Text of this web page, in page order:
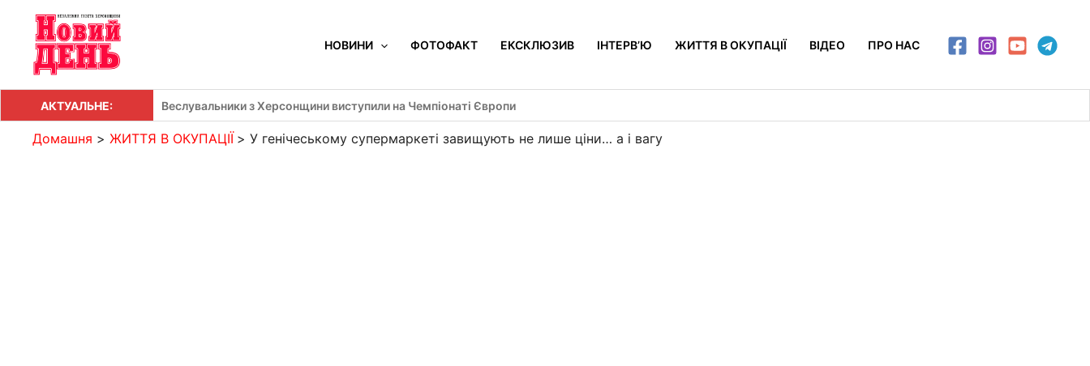
Перейти
вмісту
НОВИНИ ФОТОФАКТ ЕКСКЛЮЗИВ ІНТЕРВ’Ю ЖИТТЯ В ОКУПАЦІЇ ВІДЕО ПРО НАС
АКТУАЛЬНЕ: Веслувальники з Херсонщини виступили на Чемпіонаті Європи
Домашня ЖИТТЯ В ОКУПАЦІЇ У генічеському супермаркеті завищують не лише ціни… а і вагу